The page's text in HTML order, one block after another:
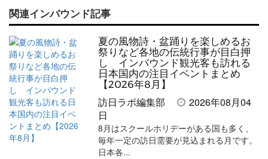
記
事
を
シ
ェ
ア
す
る
記
ブ
ッ
ク
マ
ー
ク
に
事
を
購
す
る
ガ
登
録
る
関連インバウンド記事
夏の風物詩・盆踊りを楽しめるお
祭りなど各地の伝統行事が目白押
し インバウンド観光客も訪れる
日本国内の注目イベントまとめ
【2026年8月】
訪日ラボ編集部
2026年08月04
日
8月はスクールホリデーがある国も多く、
毎年一定の訪日需要が見込まれる月です。
日本各...